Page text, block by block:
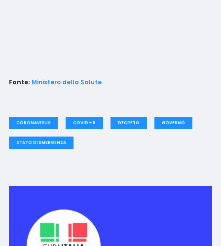
Fonte: Ministero della Salute
CORONAVIRUS COVID-19 DECRETO GOVERNO
STATO DI EMERGENZA